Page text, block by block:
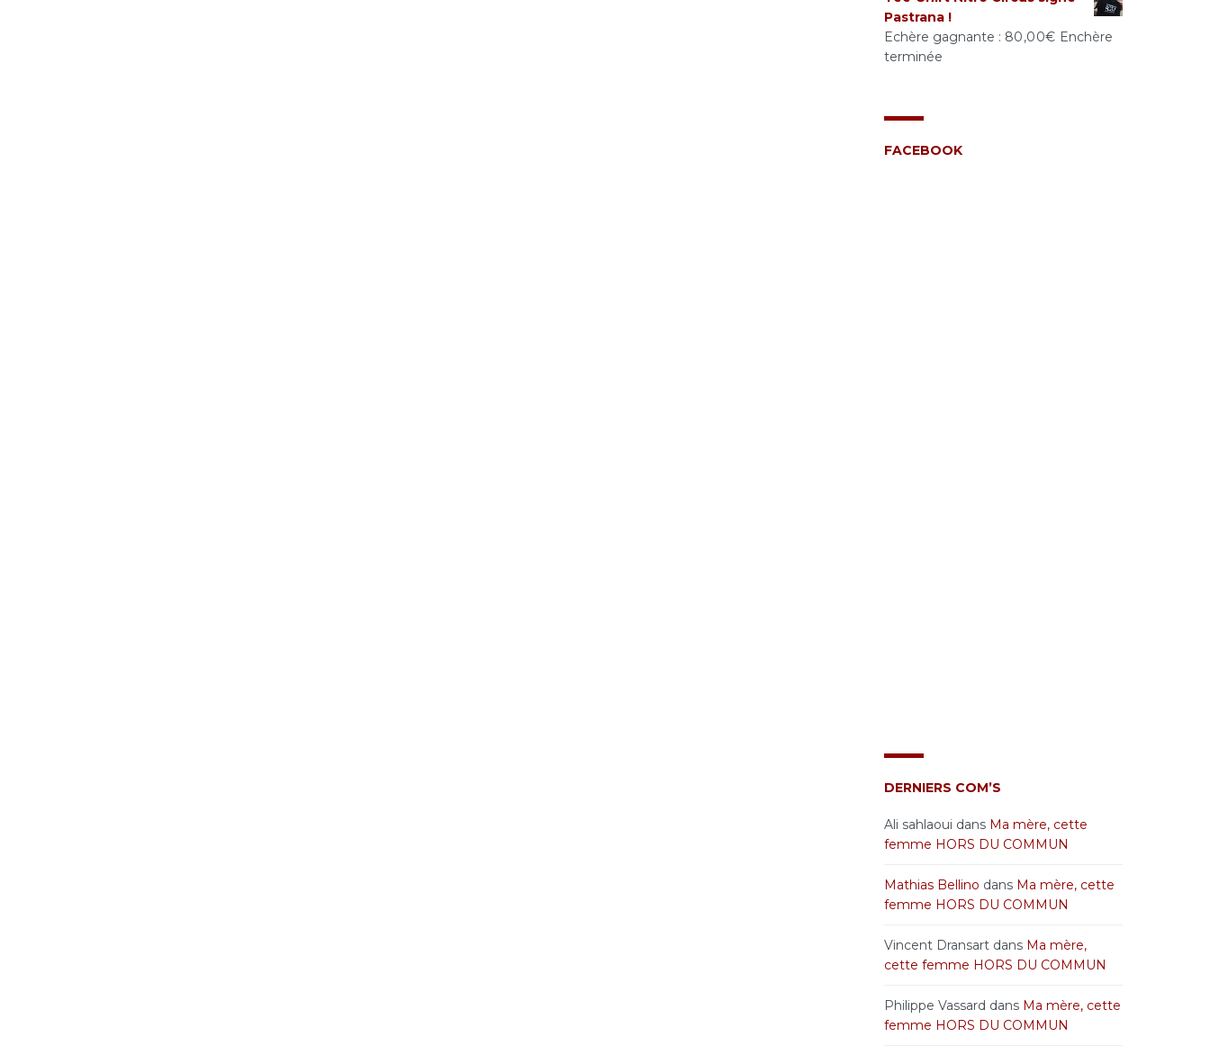
Pastrana !
Echère gagnante : 80,00€ Enchère
terminée
FACEBOOK
DERNIERS COM’S
Ali sahlaoui dans Ma mère, cette
femme HORS DU COMMUN
Mathias Bellino dans Ma mère, cette
femme HORS DU COMMUN
Vincent Dransartdans Ma mère,
cette femme HORS DU COMMUN
Philippe Vassard dans Ma mère, cette
femme HORS DU COMMUN